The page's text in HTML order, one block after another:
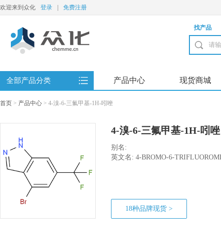
欢迎来到众化 登录 免费注册
找产品
全部产品分类 产品中心 现货商城
首页 > 产品中心 > 4-溴-6-三氟甲基-1H-吲唑
4-溴-6-三氟甲基-1H-吲唑
别名:
英文名: 4-BROMO-6-
18种品牌现货 >